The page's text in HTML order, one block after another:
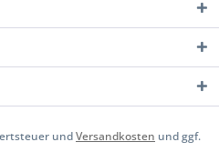
undVersandkosten und ggf.